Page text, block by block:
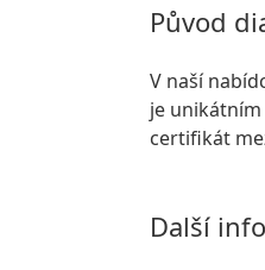
Původ
V naší
je
certifikát
Další